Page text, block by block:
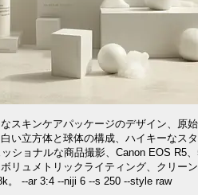
スキンケアパッケージのデザイン、原
い立方体と球体の構成、ハイキーなス
ショナルな商品撮影、Canon EOS R5
リュメトリックライティング、クリー
。 --ar 3:4 --niji 6 --s 250 --style raw